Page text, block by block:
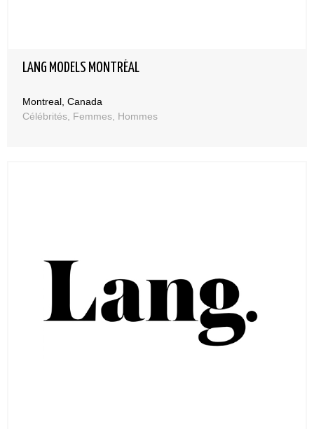
LANG MODELS MONTRÉAL
Montreal, Canada
Célébrités, Femmes, Hommes